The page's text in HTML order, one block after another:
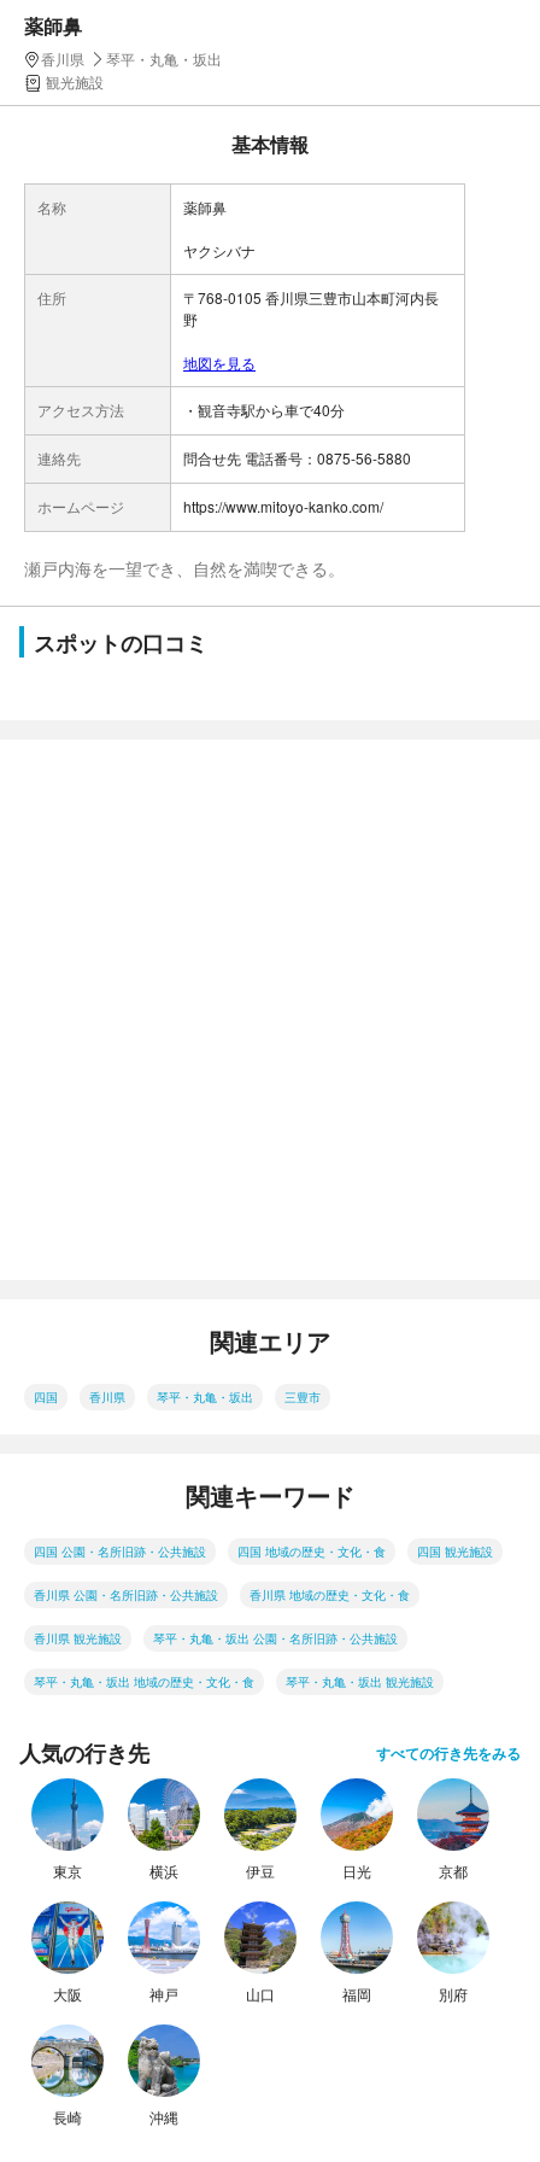
薬師鼻
香川県
琴平・丸亀・坂出
観光施設
基本情報
名称 薬師鼻
ヤクシバナ
住所
〒768-0105 香川県三豊市山本町河内長
野
地図を見る
アクセス方法 ・観音寺駅から車で40分
連絡先 問合せ先 電話番号：0875-56-5880
ホームページ https://www.mitoyo-kanko.com/
瀬戸内海を一望でき、自然を満喫できる。
スポットの口コミ
関連エリア
四国 香川県 琴平・丸亀・坂出 三豊市
関連キーワード
四国 公園・名所旧跡・公共施設 四国 地域の歴史・文化・食 四国 観光施設
香川県 公園・名所旧跡・公共施設 香川県 地域の歴史・文化・食
香川県 観光施設 琴平・丸亀・坂出 公園・名所旧跡・公共施設
琴平・丸亀・坂出 地域の歴史・文化・食 琴平・丸亀・坂出 観光施設
人気の行き先 すべての行き先をみる
東京 横浜 伊豆 日光 京都
大阪 神戸 山口 福岡 別府
長崎 沖縄